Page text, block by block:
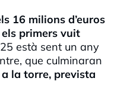
16 milions d’euros
primers vuit
està sent un any
que culminaran
la torre, prevista